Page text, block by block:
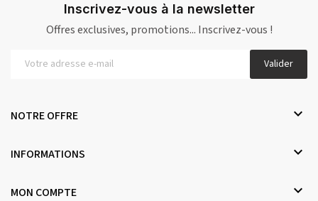
Inscrivez-vous à la newsletter
Offres exclusives, promotions... Inscrivez-vous !
Valider
NOTRE OFFRE 
INFORMATIONS 
MON COMPTE 